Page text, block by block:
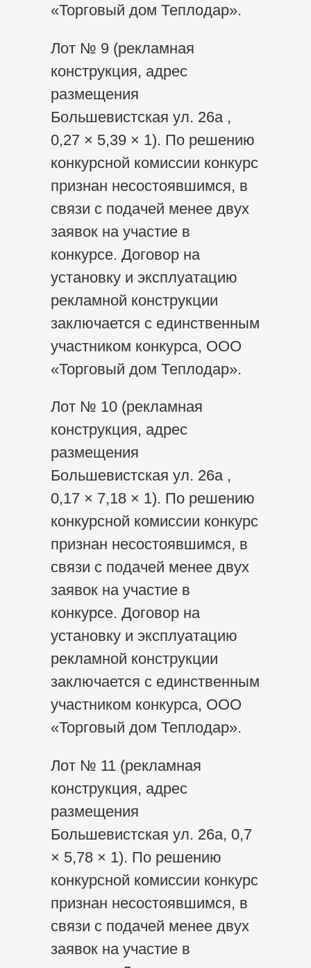
«Торговый дом Теплодар».
Лот № 9 (рекламная
конструкция, адрес
размещения
Большевистская ул. 26а ,
0,27 × 5,39 × 1). По решению
конкурсной комиссии конкурс
признан несостоявшимся, в
связи с подачей менее двух
заявок на участие в
конкурсе. Договор на
установку и эксплуатацию
рекламной конструкции
заключается с единственным
участником конкурса, ООО
«Торговый дом Теплодар».
Лот № 10 (рекламная
конструкция, адрес
размещения
Большевистская ул. 26а ,
0,17 × 7,18 × 1). По решению
конкурсной комиссии конкурс
признан несостоявшимся, в
связи с подачей менее двух
заявок на участие в
конкурсе. Договор на
установку и эксплуатацию
рекламной конструкции
заключается с единственным
участником конкурса, ООО
«Торговый дом Теплодар».
Лот № 11 (рекламная
конструкция, адрес
размещения
Большевистская ул. 26а, 0,7
× 5,78 × 1). По решению
конкурсной комиссии конкурс
признан несостоявшимся, в
связи с подачей менее двух
заявок на участие в